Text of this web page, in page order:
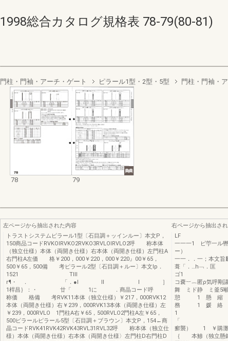
1998総合カタログ規格表 78-79(80-81)
門柱・門袖・アーチ・ゲート ピラール1型・2型・5型 門柱・門袖・
78 79
左ページから抽出された内容
トラストシステムピラール1型〔石目調＋ッインルー〕本文P，
150商品コードRVKOIRVKO2RVKO3RVLOIRVLO2呼 称本体
（独立仕様）本体（両開き仕様）右本体（両開き仕様）左門柱A
右門柱A左価 格￥200，000￥220，000￥220』00￥65，
500￥65，500備 考ピラール2型〔石目調＋ルー〕本文lp．
1521 TIlI
r¶・ ． 「．●I Il I ］
1桿昌｝：・ 廿「 1に ．商晶コード呼
称価 格備 考RVK11本体（独立仕様）￥217，000RVK12
本体（両開き仕様）右￥239，000RVK13本体（両開き仕様）左
￥239，000RVLO 1門柱A右￥65，500RVLO2門柱A左￥65，
500ピラールピラール5型〔石目調＋ブラウン〕本文P，154←商
晶コードRVK41RVK42RVK43RVL31RVL32呼 称本体（独立仕
様）本体（両開き仕様）右本体（両開き仕様〉左門柱D右門柱D
右ページから抽出さ
一一一1 ピ苧一ル轡
一一．．一
葺「．
ゴ1
コ嚢︸︷匿
舞 ミド静 ミ釜5
憩 1 懸 縮 1
務 1 媛 絡
1
「
癬襲） 1
｛ 本鯵（独立懸